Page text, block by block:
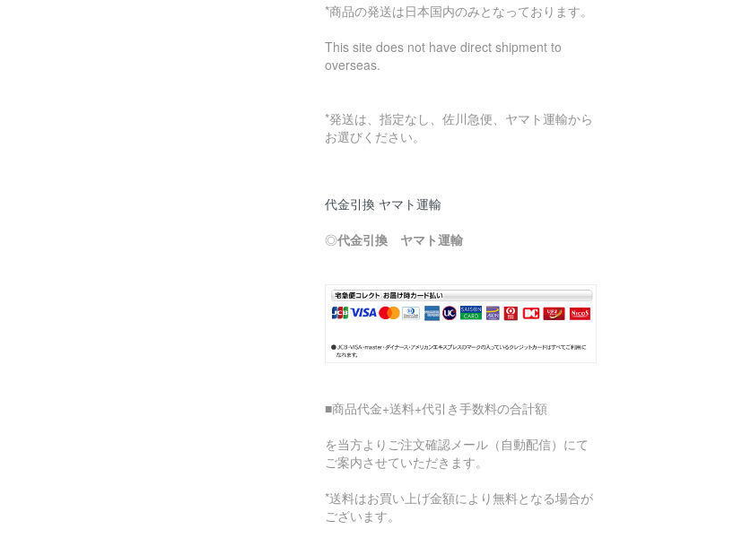
*商品の発送は日本国内のみとなっております。
This site does not have direct shipment to
overseas.
*発送は、指定なし、佐川急便、ヤマト運輸から
お選びください。
代金引換 ヤマト運輸
◎代金引換 ヤマト運輸
■商品代金+送料+代引き手数料の合計額
を当方よりご注文確認メール（自動配信）にて
ご案内させていただきます。
*送料はお買い上げ金額により無料となる場合が
ございます。